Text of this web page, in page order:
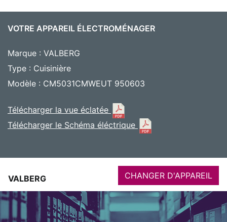
VOTRE APPAREIL ÉLECTROMÉNAGER
Marque : VALBERG
Type : Cuisinière
Modèle : CM5031CMWEUT 950603
Télécharger la vue éclatée
Télécharger le Schéma éléctrique
VALBERG CHANGER D'APPAREIL